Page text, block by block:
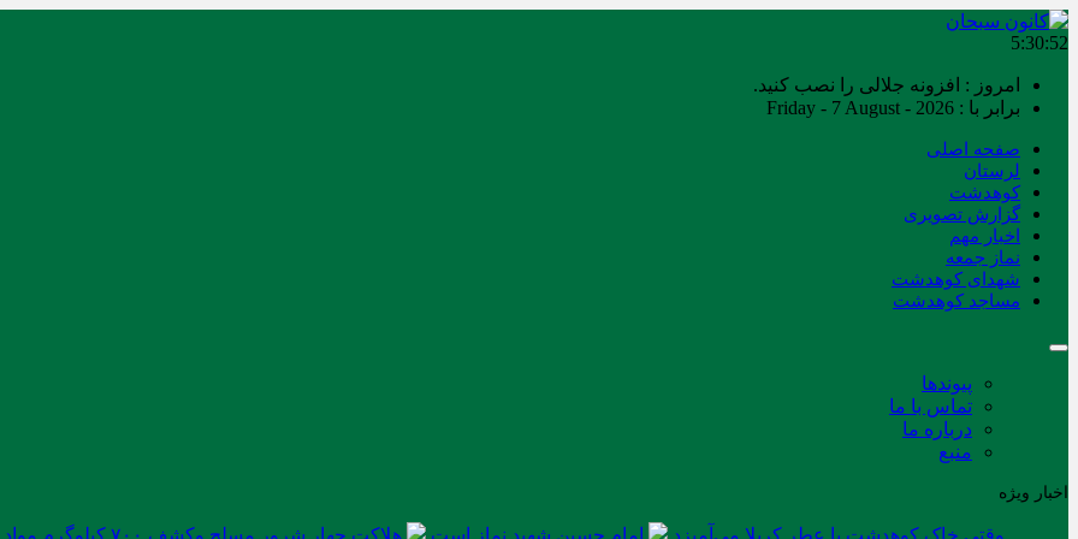
5:30:52
امروز : افزونه جلالی را نصب کنید.
برابر با : Friday - 7 August - 2026
صفحه اصلی
لرستان
کوهدشت
گزارش تصویری
اخبار مهم
نماز جمعه
شهدای کوهدشت
مساجد کوهدشت
پیوندها
تماس با ما
درباره ما
منبع
اخبار ویژه
وقتی خاک کوهدشت با عطر کربلا می‌آمیزد امام حسین شهید نماز است هلاکت چهار شرور مسلح وکشف ۷۰۰ کیلوگرم مواد مخدر